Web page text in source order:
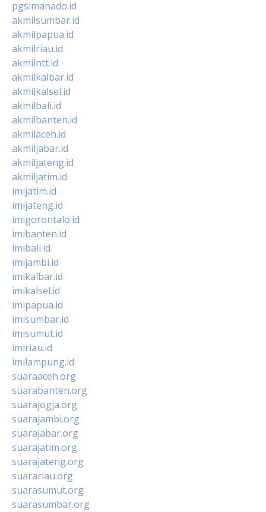
pgsimanado.id
akmilsumbar.id
akmilpapua.id
akmilriau.id
akmilntt.id
akmilkalbar.id
akmilkalsel.id
akmilbali.id
akmilbanten.id
akmilaceh.id
akmiljabar.id
akmiljateng.id
akmiljatim.id
imijatim.id
imijateng.id
imigorontalo.id
imibanten.id
imibali.id
imijambi.id
imikalbar.id
imikalsel.id
imipapua.id
imisumbar.id
imisumut.id
imiriau.id
imilampung.id
suaraaceh.org
suarabanten.org
suarajogja.org
suarajambi.org
suarajabar.org
suarajatim.org
suarajateng.org
suarariau.org
suarasumut.org
suarasumbar.org